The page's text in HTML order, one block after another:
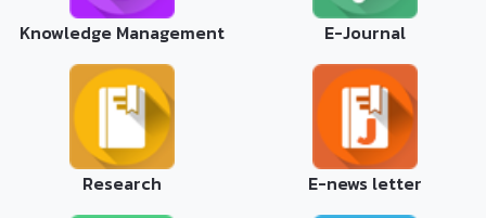
Knowledge Management E-Journal
Research E-news letter